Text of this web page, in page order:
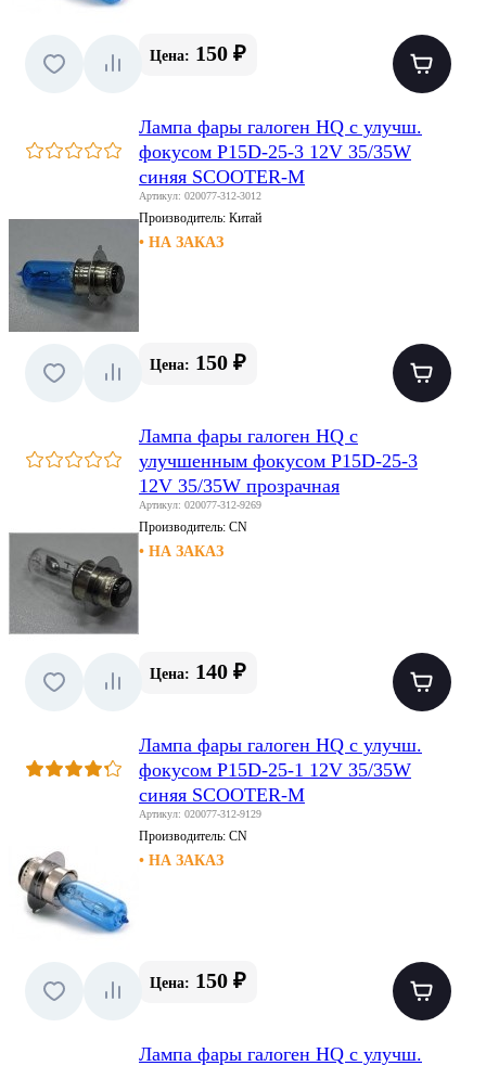
Цена: 150 ₽
Лампа фары галоген HQ c улучш.
фокусом P15D-25-3 12V 35/35W
синяя SCOOTER-M
Артикул: 020077-312-3012
Производитель: Китай
• НА ЗАКАЗ
Цена: 150 ₽
Лампа фары галоген HQ c
улучшенным фокусом P15D-25-3
12V 35/35W прозрачная
Артикул: 020077-312-9269
Производитель: CN
• НА ЗАКАЗ
Цена: 140 ₽
Лампа фары галоген HQ c улучш.
фокусом P15D-25-1 12V 35/35W
синяя SCOOTER-M
Артикул: 020077-312-9129
Производитель: CN
• НА ЗАКАЗ
Цена: 150 ₽
Лампа фары галоген HQ c улучш.